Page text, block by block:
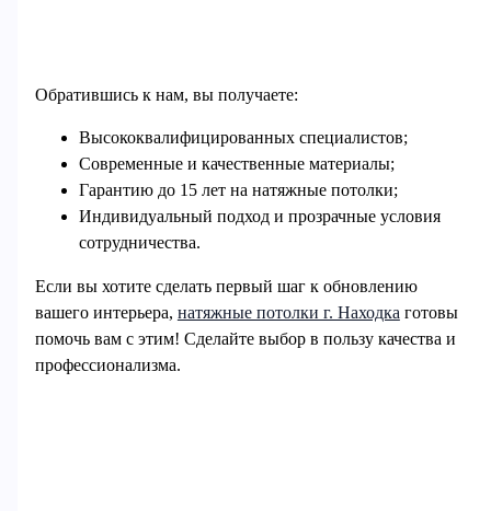
Обратившись к нам, вы получаете:
Высококвалифицированных специалистов;
Современные и качественные материалы;
Гарантию до 15 лет на натяжные потолки;
Индивидуальный подход и прозрачные условия
сотрудничества.
Если вы хотите сделать первый шаг к обновлению
вашего интерьера, натяжные потолки г. Находка готовы
помочь вам с этим! Сделайте выбор в пользу качества и
профессионализма.